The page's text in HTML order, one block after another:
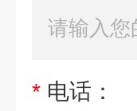
* 电话：